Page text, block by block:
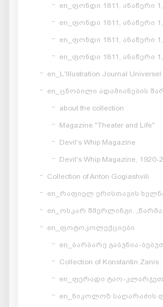
en_ფონდი 1811, ანაწერი 1,
en_ფონდი 1811, ანაწერი 1,
en_ფონდი 1811, ანაწერი 1,
en_ფონდი 1811, ანაწერი 1,
en_L'Illustration Journal Universel
en_ცნობილი ადამიანების
about the collection
Magazine "Theater and Life"
Devil's Whip Magazine
Devil's Whip Magazine, 1920-
Collection of Anton Gogiashvili
en_რაფიელ ერისთავის
en_ოსკარ შმერლინგი.
en_ფოტოკოლექციები
en_ბარბარე გაბუნია-
Collection of Konstantin Zanis
en_ფერადი ტაო-
en_ნიკოლოზ საღარაძის